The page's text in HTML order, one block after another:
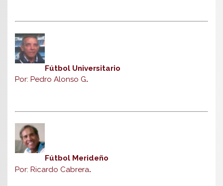
Fútbol Universitario
Por: Pedro Alonso G.
Fútbol Merideño
Por: Ricardo Cabrera.